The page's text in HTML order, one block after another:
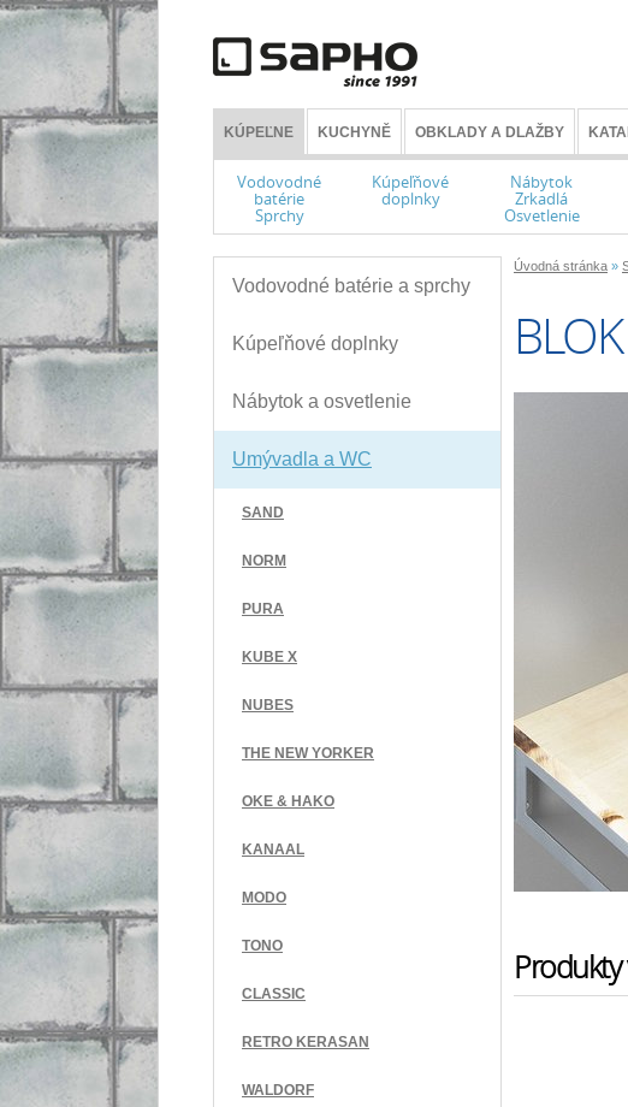
KÚPEĽNE KUCHYNĚ OBKLADY A DLAŽBY
Vodovodné
batérie
Sprchy
Kúpeľňové
doplnky
Nábytok
Zrkadlá
Osvetlenie
Vodovodné batérie a sprchy
Kúpeľňové doplnky
Nábytok a osvetlenie
Umývadla a WC
SAND
NORM
PURA
KUBE X
NUBES
THE NEW YORKER
OKE & HAKO
KANAAL
MODO
TONO
CLASSIC
RETRO KERASAN
WALDORF
Úvodná stránka »
BLOK
Produkty